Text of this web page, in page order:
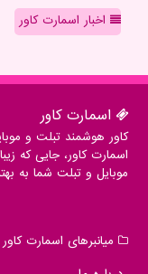
اخبار اسمارت کاور
اسمارت كاور
کاور هوشمند تبلت و
اسمارت کاور، جایی که
موبایل و تبلت شما به
میانبرهای اسمارت كاور